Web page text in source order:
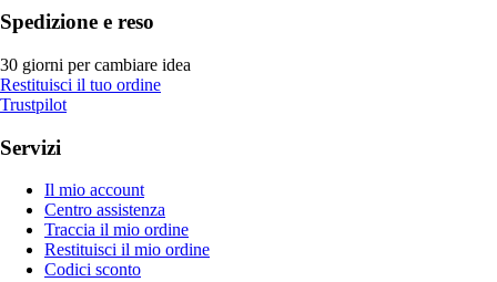
Spedizione e reso
30 giorni per cambiare idea
Restituisci il tuo ordine
Trustpilot
Servizi
Il mio account
Centro assistenza
Traccia il mio ordine
Restituisci il mio ordine
Codici sconto